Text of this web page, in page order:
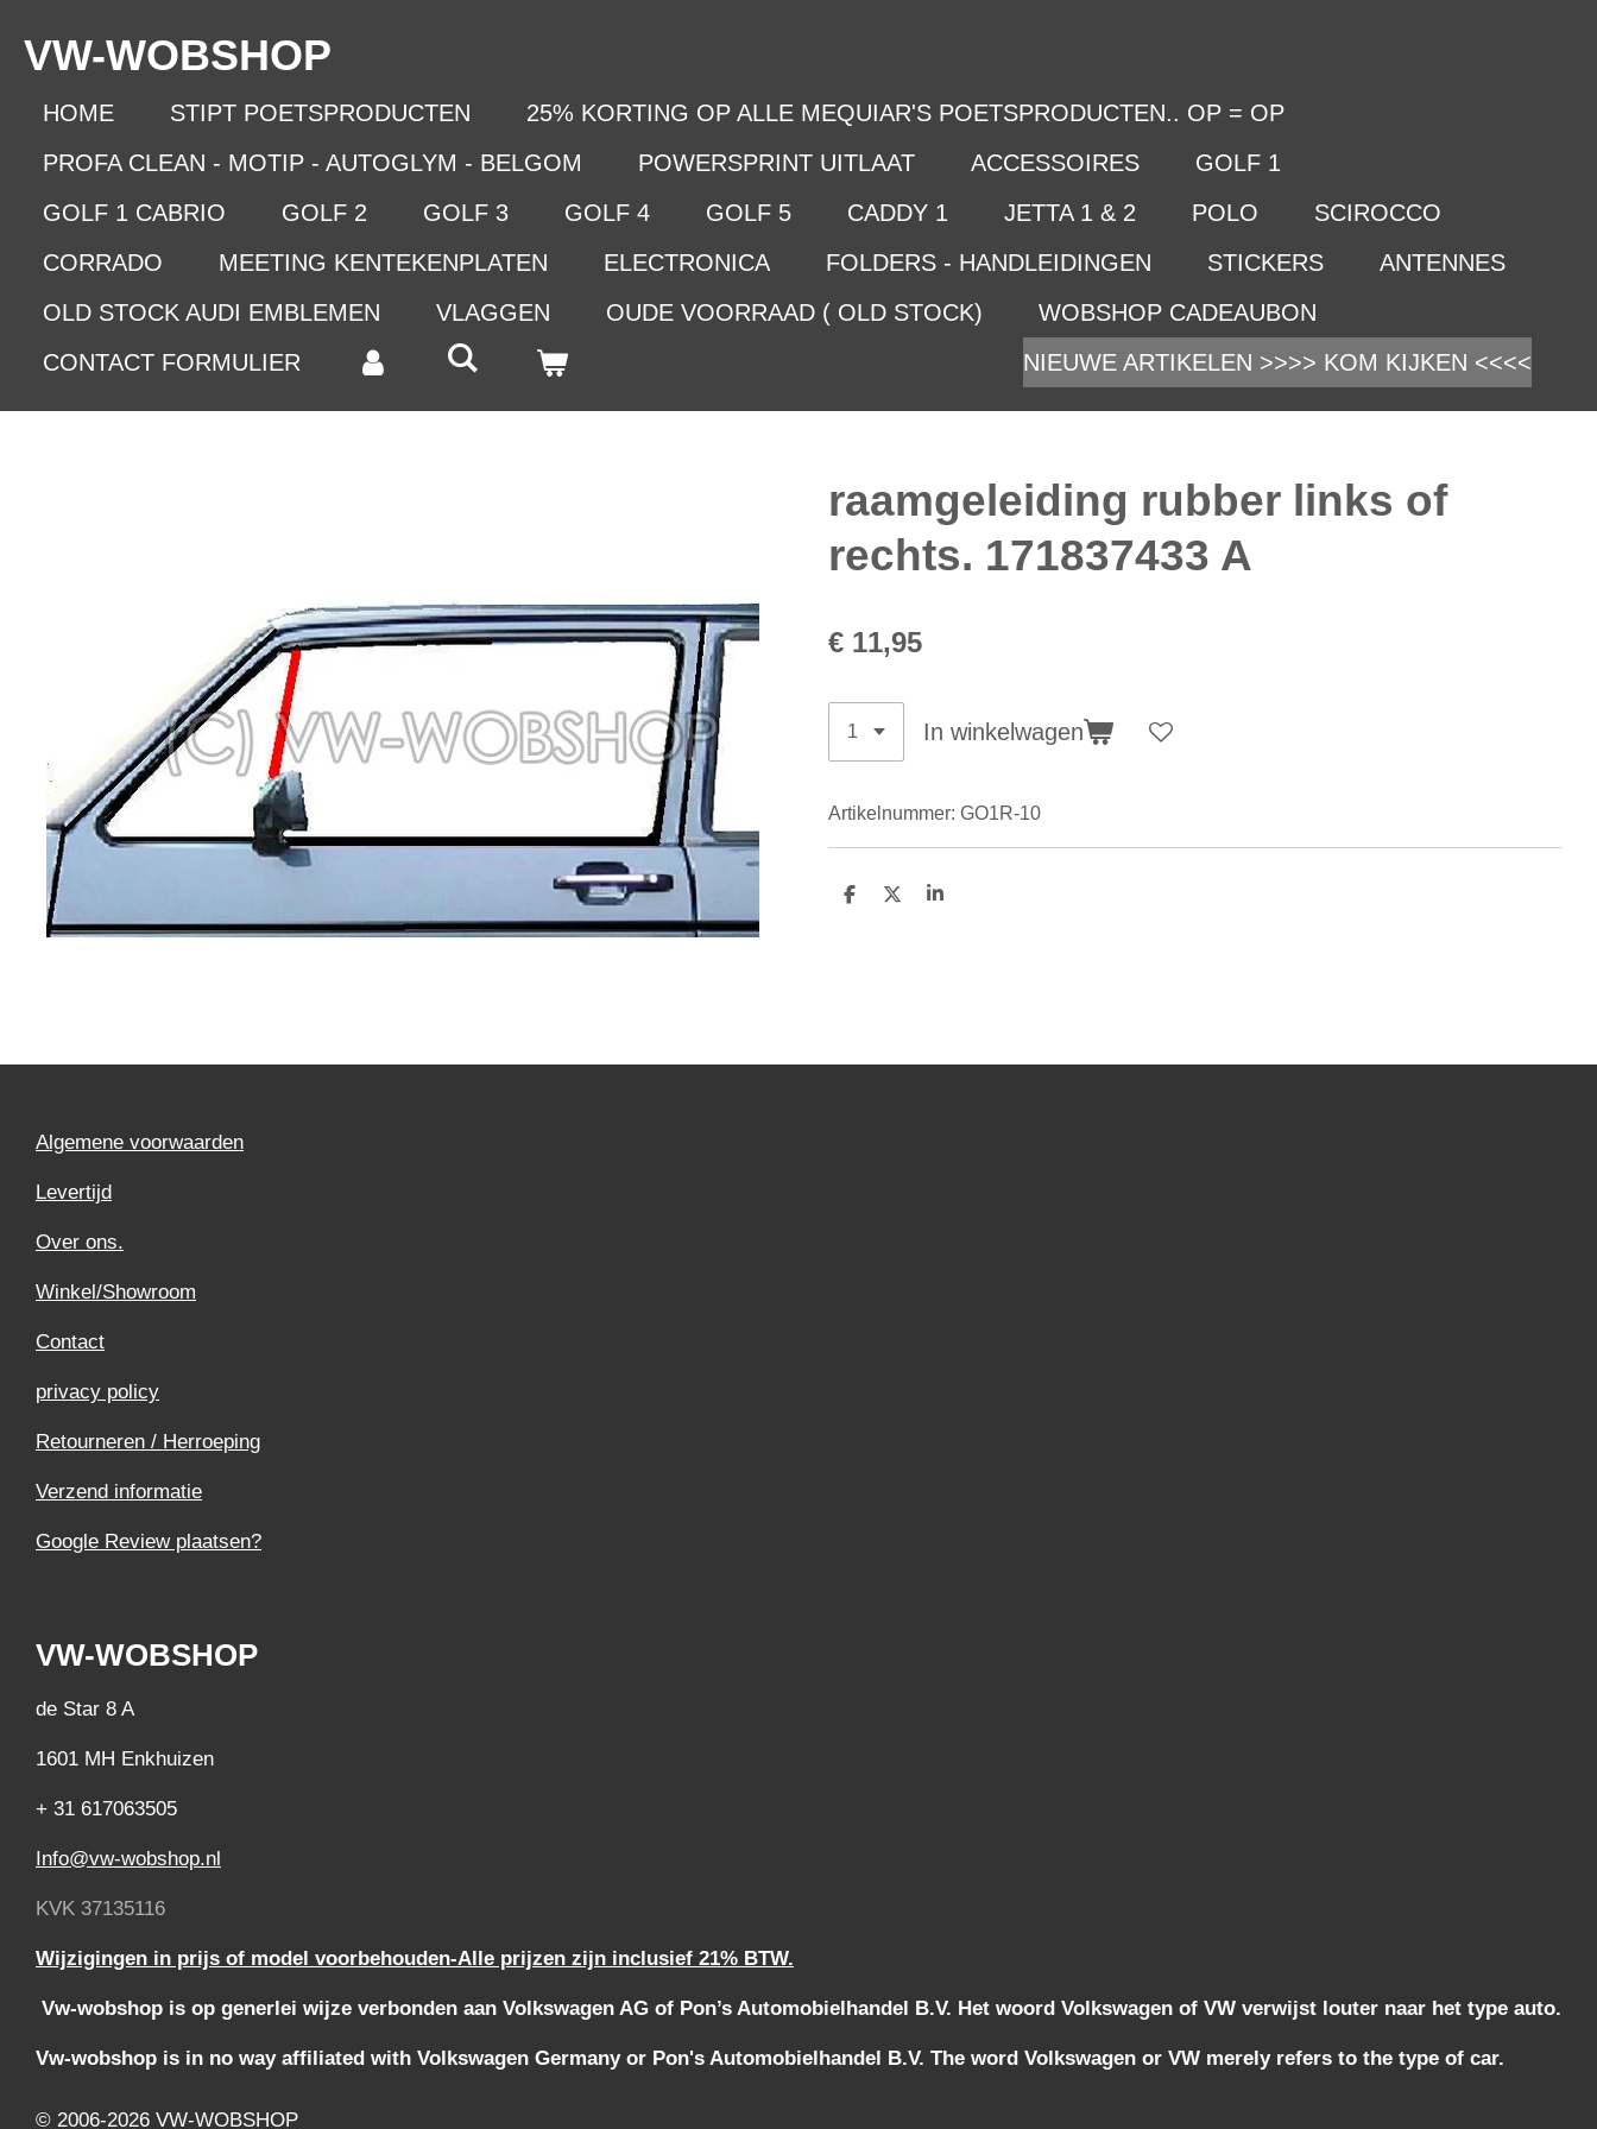
direct
VW-WOBSHOP
HOME STIPT POETSPRODUCTEN
25% KORTING OP ALLE MEQUIAR'S POETSPRODUCTEN.. OP = OP
PROFA CLEAN - MOTIP - AUTOGLYM - BELGOM
POWERSPRINT UITLAAT ACCESSOIRES
GOLF 1
GOLF 1 CABRIO
GOLF 2 GOLF 3 GOLF 4 GOLF 5 CADDY 1 JETTA 1 & 2 POLO
SCIROCCO
CORRADO
MEETING KENTEKENPLATEN ELECTRONICA FOLDERS - HANDLEIDINGEN STICKERS
ANTENNES
OLD STOCK AUDI EMBLEMEN
VLAGGEN OUDE VOORRAAD ( OLD STOCK)
WOBSHOP CADEAUBON
CONTACT FORMULIER
NIEUWE ARTIKELEN >>>> KOM KIJKEN <<<<
raamgeleiding rubber links of
rechts. 171837433 A
€ 11,95
In winkelwagen
Artikelnummer: GO1R-10
D
D
S
Algemene voorwaarden
Levertijd
Over ons.
Winkel/Showroom
Contact
privacy policy
Retourneren / Herroeping
Verzend informatie
Google Review plaatsen?
VW-WOBSHOP
de Star 8 A
1601 MH Enkhuizen
+ 31 617063505
Info@vw-wobshop.nl
KVK 37135116
Wijzigingen in prijs of model voorbehouden-Alle prijzen zijn inclusief 21% BTW.
Vw-wobshop is op generlei wijze verbonden aan Volkswagen AG of Pon’s Automobielhandel B.V. Het woord Volkswagen of VW verwijst louter naar het type auto.
Vw-wobshop is in no way affiliated with Volkswagen Germany or Pon's Automobielhandel B.V. The word Volkswagen or VW merely refers to the type of car.
© 2006-2026 VW-WOBSHOP